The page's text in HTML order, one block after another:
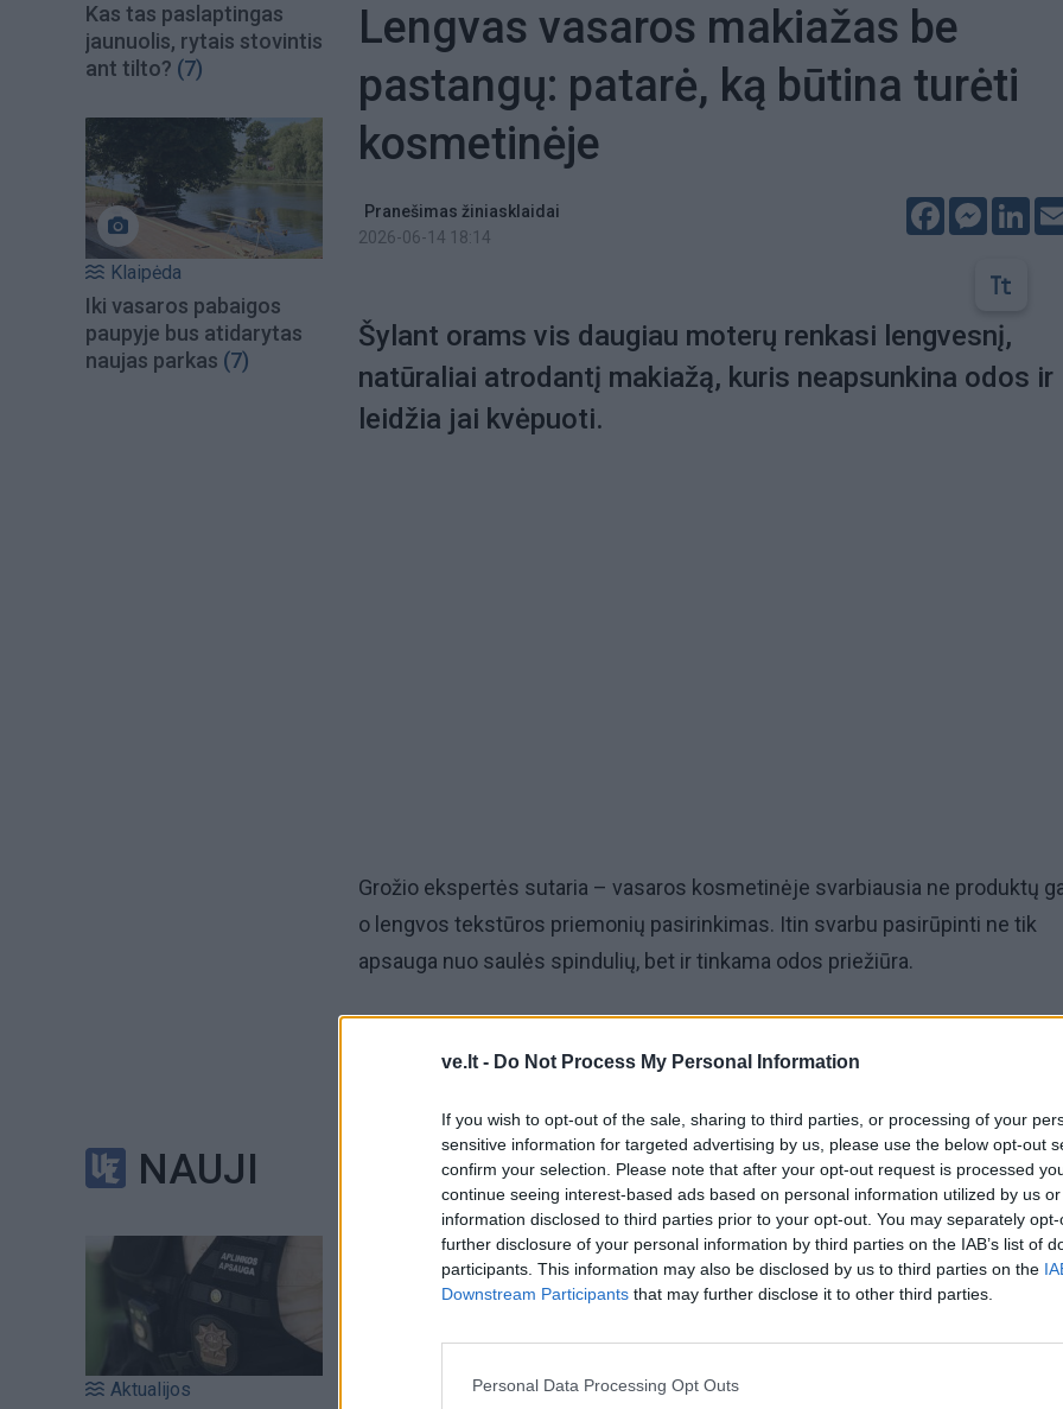
ve.lt - Do Not Process My Personal Information
If you wish to opt-out of the sale, sharing to third parties, or processing of your
sensitive information for targeted advertising by us, please use the below opt-out
confirm your selection. Please note that after your opt-out request is processed
continue seeing interest-based ads based on personal information utilized by us
information disclosed to third parties prior to your opt-out. You may separately
further disclosure of your personal information by third parties on the IAB’s list of
participants. This information may also be disclosed by us to third parties on the
Downstream Participants that may further disclose it to other third parties.
Personal Data Processing Opt Outs
Kas tas paslaptingas
jaunuolis, rytais stovintis
ant tilto? (7)
Klaipėda
Iki vasaros pabaigos
paupyje bus atidarytas
naujas parkas (7)
NAUJI
Aktualijos
Lengvas vasaros makiažas be
pastangų: patarė, ką būtina turėti
kosmetinėje
Pranešimas žiniasklaidai
2026-06-14 18:14
Facebook
Šylant orams vis daugiau moterų renkasi lengvesnį,
natūraliai atrodantį makiažą, kuris neapsunkina odos ir
leidžia jai kvėpuoti.
Grožio ekspertės sutaria – vasaros kosmetinėje svarbiausia ne produktų
o lengvos tekstūros priemonių pasirinkimas. Itin svarbu pasirūpinti ne tik
apsauga nuo saulės spindulių, bet ir tinkama odos priežiūra.
Būtinai saugokime odą nuo saulės žalos.
Vasarą rekomenduoju rinktis lengvą BB kremą arba makiažo pagrindą
įprastu veido kremu – taip išgaunamas natūralesnis ir gaivesnis efektas“, –
Vilniaus, Klaipėdos ir Šiaulių „Akropoliuose“ veikiančių parduotuvių „Drogas“
ambasadorė, makiažo apžvalgininkė Kamilė Kanapeckaitė.